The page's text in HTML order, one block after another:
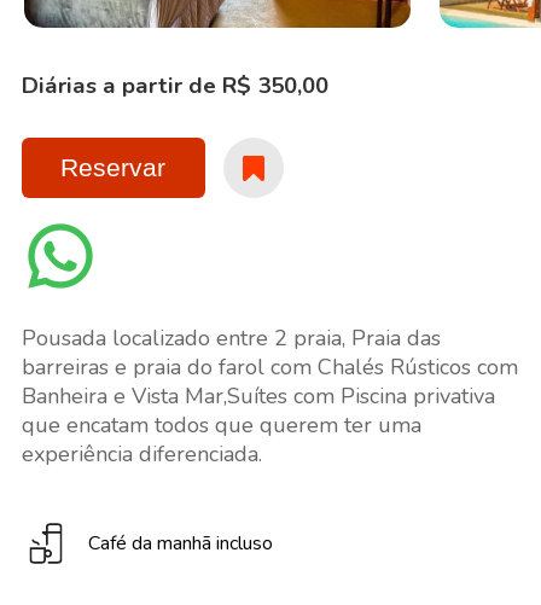
Diárias a partir de R$ 350,00
Reservar
Pousada localizado entre 2 praia, Praia das
barreiras e praia do farol com Chalés Rústicos com
Banheira e Vista Mar,Suítes com Piscina privativa
que encatam todos que querem ter uma
experiência diferenciada.
Café da manhã incluso